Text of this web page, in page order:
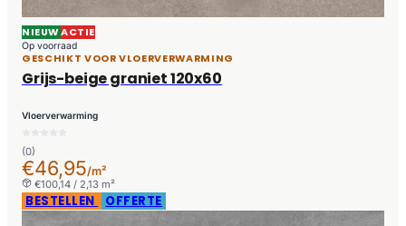
NIEUWACTIE
Op voorraad
GESCHIKT VOOR VLOERVERWARMING
Grijs-beige graniet 120x60
Vloerverwarming
(0)
€46,95/m²
€100,14 / 2,13 m²
BESTELLEN OFFERTE